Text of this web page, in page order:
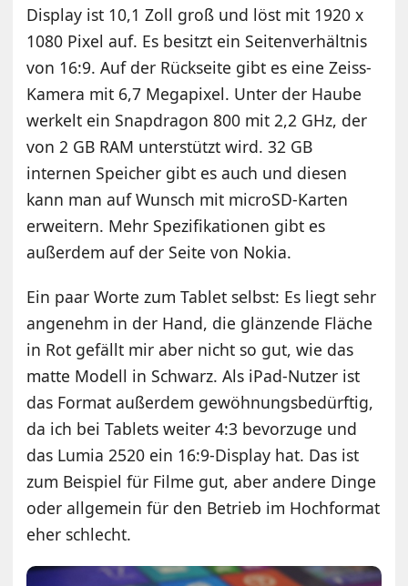
Display ist 10,1 Zoll groß und löst mit 1920 x
1080 Pixel auf. Es besitzt ein Seitenverhältnis
von 16:9. Auf der Rückseite gibt es eine Zeiss-
Kamera mit 6,7 Megapixel. Unter der Haube
werkelt ein Snapdragon 800 mit 2,2 GHz, der
von 2 GB RAM unterstützt wird. 32 GB
internen Speicher gibt es auch und diesen
kann man auf Wunsch mit microSD-Karten
erweitern. Mehr Spezifikationen gibt es
außerdemauf der Seite von Nokia.
Ein paar Worte zum Tablet selbst: Es liegt sehr
angenehm in der Hand, die glänzende Fläche
in Rot gefällt mir aber nicht so gut, wie das
matte Modell in Schwarz. Als iPad-Nutzer ist
das Format außerdem gewöhnungsbedürftig,
da ich bei Tablets weiter 4:3 bevorzuge und
das Lumia 2520 ein 16:9-Display hat. Das ist
zum Beispiel für Filme gut, aber andere Dinge
oder allgemein für den Betrieb im Hochformat
eher schlecht.